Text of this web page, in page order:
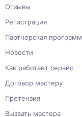
Отзывы
Регистрация
Партнерская
Новости
Как работает сервис
Договор мастеру
Претензия
Вызвать мастера